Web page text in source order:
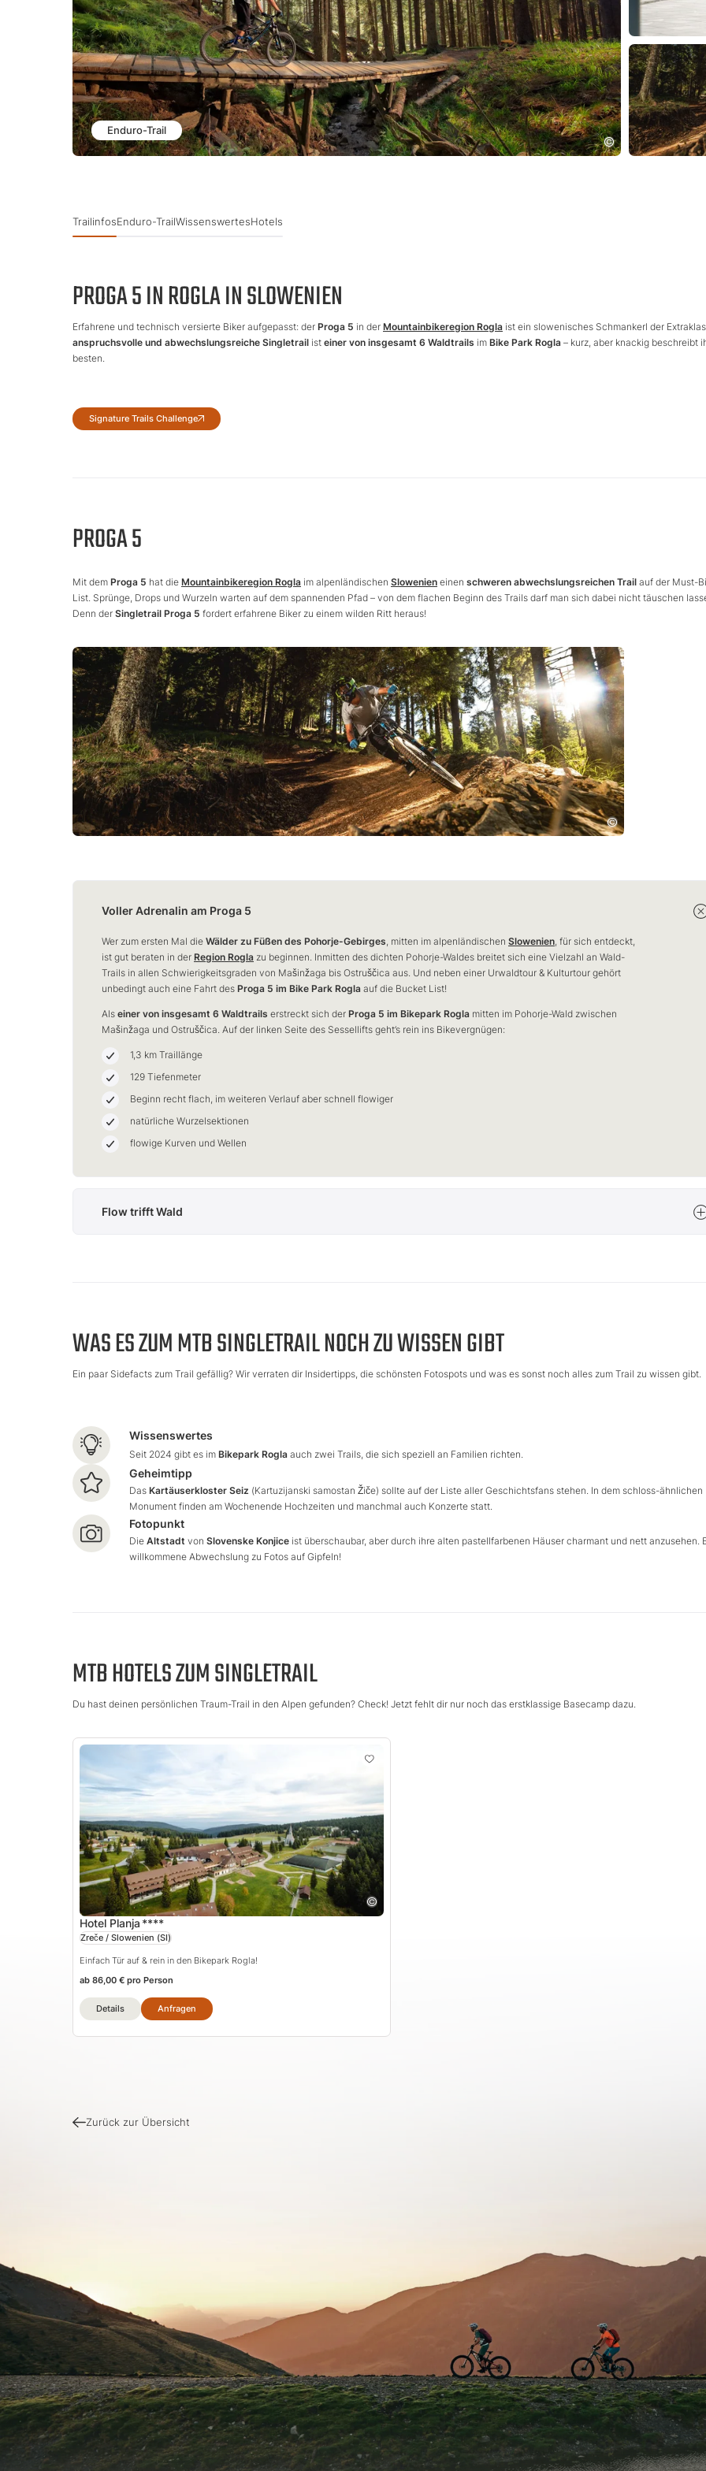
Enduro-Trail
TrailinfosEnduro-TrailWissenswertesHotels
PROGA 5 IN ROGLA IN SLOWENIEN
Erfahrene und technisch versierte Biker aufgepasst: der Proga 5 in der Mountainbikeregion Rogla ist ein slowenisches Schmankerl der
anspruchsvolle und abwechslungsreiche Singletrail ist einer von insgesamt 6 Waldtrails im Bike Park Rogla – kurz, aber knackig beschreibt
besten.
Signature Trails Challenge
PROGA 5
Mit dem Proga 5 hat die Mountainbikeregion Rogla im alpenländischen Slowenien einen schweren abwechslungsreichen Trail auf der Must-
List. Sprünge, Drops und Wurzeln warten auf dem spannenden Pfad – von dem flachen Beginn des Trails darf man sich dabei nicht täuschen
Denn der Singletrail Proga 5 fordert erfahrene Biker zu einem wilden Ritt heraus!
Voller Adrenalin am Proga 5
Wer zum ersten Mal die Wälder zu Füßen des Pohorje-Gebirges , mitten im alpenländischen Slowenien , für sich entdeckt,
ist gut beraten in der Region Rogla zu beginnen. Inmitten des dichten Pohorje-Waldes breitet sich eine Vielzahl an Wald-
Trails in allen Schwierigkeitsgraden von Mašinžaga bis Ostruščica aus. Und neben einer Urwaldtour & Kulturtour gehört
unbedingt auch eine Fahrt des Proga 5 im Bike Park Rogla auf die Bucket List!
Als einer von insgesamt 6 Waldtrails erstreckt sich der Proga 5 im Bikepark Rogla mitten im Pohorje-Wald zwischen
Mašinžaga und Ostruščica. Auf der linken Seite des Sessellifts geht’s rein ins Bikevergnügen:
1,3 km Traillänge
129 Tiefenmeter
Beginn recht flach, im weiteren Verlauf aber schnell flowiger
natürliche Wurzelsektionen
flowige Kurven und Wellen
Flow trifft Wald
Waldverschwinden.Kleine Sprünge, Treppen
und Holzelemente bringen Abwechslung in die
Proga 5-Abfahrt, die uns nun kontinuierlich Kurve
führt. Aufgrund der Neigung
Wer mit dem Proga 5 noch nicht genug hatte, kann
auf der Strecke auch schnell mal auf denProga
6/7
wechseln. Beide Alternativen sind ebenso
schwarz gekennzeichnet und bietennoch mehr
Flow, Doppelsprünge und herausfordernde
Wurzeln. Die hohe Geschwindigkeit auf dem
steilen Hang ist nicht zu unterschätzen. Der
Bikepark Roglabietet also überraschend viele
WAS ES ZUM MTB SINGLETRAIL NOCH ZU WISSEN GIBT
Ein paar Sidefacts zum Trail gefällig? Wir verraten dir Insidertipps, die schönsten Fotospots und was es sonst noch alles zum Trail zu wissen gibt.
Wissenswertes
Seit 2024 gibt es im Bikepark Rogla auch zwei Trails, die sich speziell an Familien richten.
Geheimtipp
Das Kartäuserkloster Seiz (Kartuzijanski samostan Žiče) sollte auf der Liste aller Geschichtsfans stehen. In dem schloss-ähnlichen
Monument finden am Wochenende Hochzeiten und manchmal auch Konzerte statt.
Fotopunkt
Die Altstadt von Slovenske Konjice ist überschaubar, aber durch ihre alten pastellfarbenen Häuser charmant und nett anzusehen.
willkommene Abwechslung zu Fotos auf Gipfeln!
MTB HOTELS ZUM SINGLETRAIL
Du hast deinen persönlichen Traum-Trail in den Alpen gefunden? Check! Jetzt fehlt dir nur noch das erstklassige Basecamp dazu.
Hotel Planja ****
Zreče / Slowenien (SI)
Einfach Tür auf & rein in den Bikepark Rogla!
ab 86,00 € pro Person
Details Anfragen
Zurück zur Übersicht